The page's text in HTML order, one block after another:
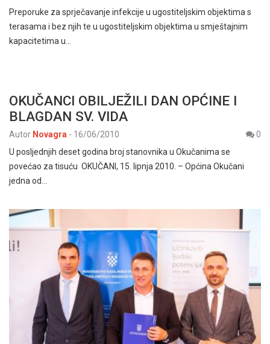
Preporuke za sprječavanje infekcije u ugostiteljskim objektima s
terasama i bez njih te u ugostiteljskim objektima u smještajnim
kapacitetima u…
OKUČANCI OBILJEŽILI DAN OPĆINE I
BLAGDAN SV. VIDA
Autor Novagra - 16/06/2010
0
U posljednjih deset godina broj stanovnika u Okučanima se
povećao za tisuću OKUČANI, 15. lipnja 2010. – Općina Okučani
jedna od…